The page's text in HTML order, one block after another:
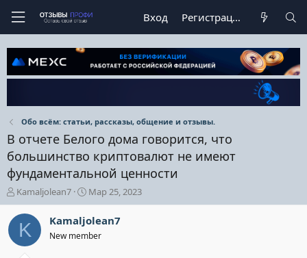
Вход Регистрация
Обо всём: статьи, рассказы, общение и отзывы.
В отчете Белого дома говорится, что
большинство криптовалют не имеют
фундаментальной ценности
А
в
т
р
Kamaljolean7
Д
а
а
н
Мар 25, 2023
K Kamaljolean7
New member